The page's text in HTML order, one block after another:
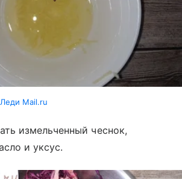
Mail.ru
измельченный чеснок,
и уксус.